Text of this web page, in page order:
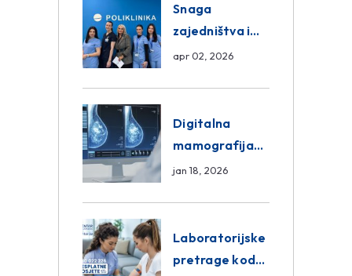
Snaga
zajedništva i
razmjena
Group
apr 02, 2026
Digitalna
mamografija
Sarajevo –
Centar
Poliklinika
jan 18, 2026
Laboratorijske
pretrage kod